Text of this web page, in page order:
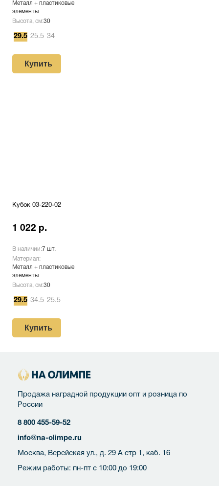
Металл + пластиковые
элементы
Высота, см:30
29.5 25.5 34
Купить
Кубок 03-220-02
1 022 р.
В наличии:7 шт.
Материал:
Металл + пластиковые
элементы
Высота, см:30
29.5 34.5 25.5
Купить
Продажа наградной продукции опт и розница по
России
8 800 455-59-52
info@na-olimpe.ru
Москва, Верейская ул., д. 29 А стр 1, каб. 16
Режим работы: пн-пт с 10:00 до 19:00